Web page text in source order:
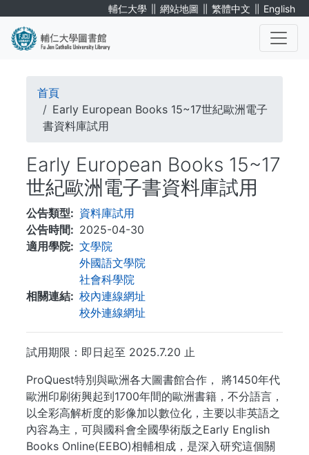
輔仁大學 ∥ 網站地圖 ∥ 繁體中文 ∥ English
導
航
結
首頁
Early European Books 15~17世紀歐洲電子
書資料庫試用
Early European Books 15~17
世紀歐洲電子書資料庫試用
公告類型
資料庫試用
公告時間
2025-04-30
適用學院
文學院
外國語文學院
社會科學院
相關連結
校內連線網址
校外連線網址
試用期限：即日起至 2025.7.20 止
ProQuest特別與歐洲各大圖書館合作， 將1450年代
歐洲印刷術興起到1700年間的歐洲書籍，不分語言，
以全彩高解析度的影像加以數位化，主要以非英語之
內容為主，可與國科會全國學術版之Early English
Books Online(EEBO)相輔相成，是深入研究這個關